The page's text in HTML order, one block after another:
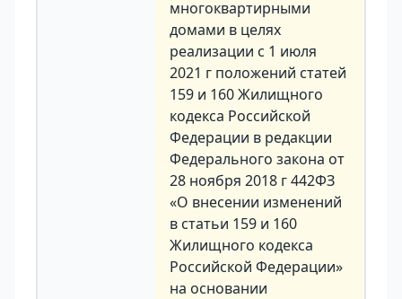
многоквартирными
домами в целях
реализации с 1 июля
2021 г положений статей
159 и 160 Жилищного
кодекса Российской
Федерации в редакции
Федерального закона от
28 ноября 2018 г 442ФЗ
«О внесении изменений
в статьи 159 и 160
Жилищного кодекса
Российской Федерации»
на основании